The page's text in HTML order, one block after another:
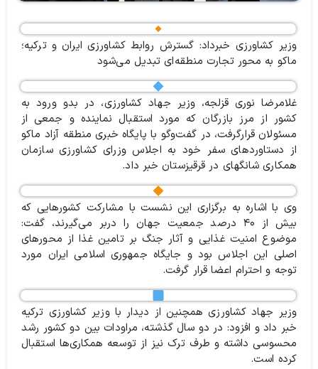
وزیر کشاورزی خبرداد: گسترش روابط کشاورزی ایران و ترکیه؛
ماکو به محور تجارت منطقه‌ای تبدیل می‌شود
غلامرضا نوری قزلجه، وزیر جهاد کشاورزی، در بدو ورود به
کشور از مرز بازرگان که مورد استقبال نماینده و جمعی از
مسئولان قرارگرفت، در گفت‌وگو با پایگاه خبری منطقه آزاد ماکو
از دستاوردهای سفر خود به اجلاس وزرای کشاورزی سازمان
همکاری شانگهای در قرقیزستان خبر داد.
وی با اشاره به برگزاری این نشست با مشارکت کشورهایی که
بیش از ۴۰ درصد جمعیت جهان را دربر می‌گیرند، گفت:
موضوع امنیت غذایی و آثار جنگ بر تامین غذا از محورهای
اصلی این اجلاس بود و جایگاه جمهوری اسلامی ایران مورد
توجه و احترام اعضا قرار گرفت.
وزیر جهاد کشاورزی همچنین از دیدار با وزیر کشاورزی ترکیه
خبر داد و افزود: در دو سال گذشته، مراودات بین دو کشور رشد
محسوسی داشته و طرف ترک نیز از توسعه همکاری‌ها استقبال
کرده است.